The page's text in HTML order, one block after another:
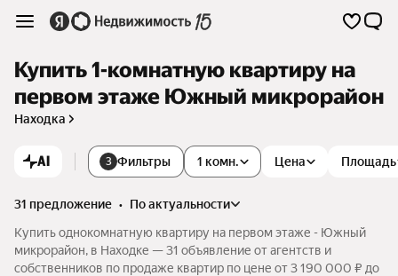
Купить 1-комнатную квартиру на
первом этаже Южный микрорайон
Находка
AI 3 Фильтры 1 комн. Цена Площадь
31 предложение •
по актуальности
Купить однокомнатную квартиру на первом этаже - Южный
микрорайон, в Находке — 31 объявление от агентств и
собственников по продаже квартир по цене от 3 190 000 ₽ до